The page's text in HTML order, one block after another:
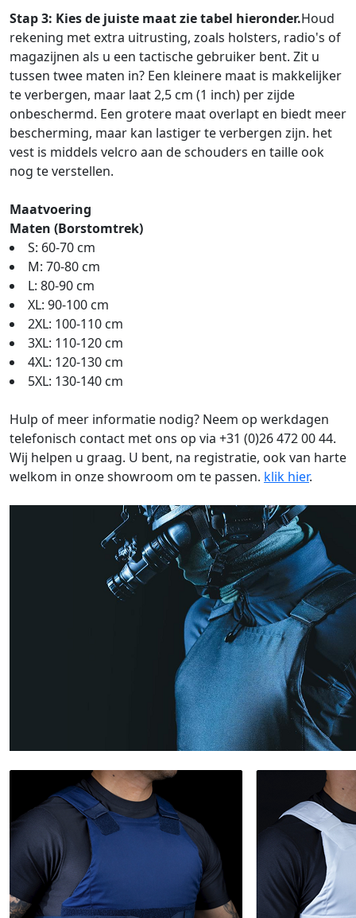
Stap 3: Kies de juiste maat zie tabel hieronder.Houd
rekening met extra uitrusting, zoals holsters, radio's of
magazijnen als u een tactische gebruiker bent. Zit u
tussen twee maten in? Een kleinere maat is makkelijker
te verbergen, maar laat 2,5 cm (1 inch) per zijde
onbeschermd. Een grotere maat overlapt en biedt meer
bescherming, maar kan lastiger te verbergen zijn. het
vest is middels velcro aan de schouders en taille ook
nog te verstellen.
Maatvoering
Maten (Borstomtrek)
S: 60-70 cm
M: 70-80 cm
L: 80-90 cm
XL: 90-100 cm
2XL: 100-110 cm
3XL: 110-120 cm
4XL: 120-130 cm
5XL: 130-140 cm
Hulp of meer informatie nodig? Neem op werkdagen
telefonisch contact met ons op via +31 (0)26 472 00 44.
Wij helpen u graag. U bent, na registratie, ook van harte
welkom in onze showroom om te passen. klik hier.